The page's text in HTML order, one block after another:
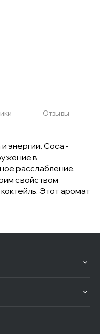
Отзывы
энергии. Coca -
в
расслабление.
свойством
Этот аромат